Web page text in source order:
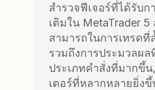
สำรวจฟีเจอร์ที่ได้รับ
เติมใน MetaTrader 5
สามารถในการเทรด
รวมถึงการประมวลผล
ประเภทคำสั่งที่มากขึ้
เตอร์ที่หลากหลายยิ่งขึ้